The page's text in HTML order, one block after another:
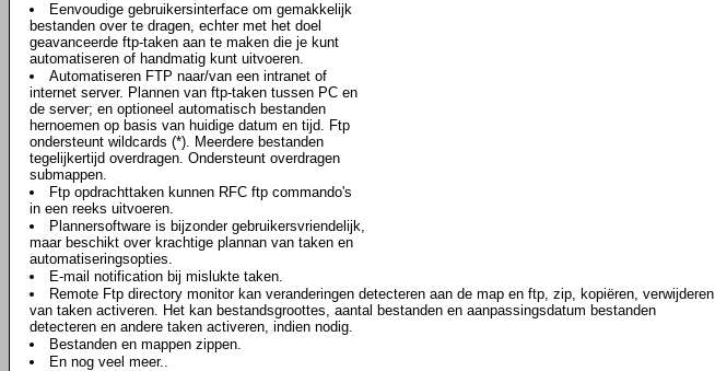
Eenvoudige gebruikersinterface om gemakkelijk
bestanden over te dragen, echter met het doel
geavanceerde ftp-taken aan te maken die je kunt
automatiseren of handmatig kunt uitvoeren.
Automatiseren FTP naar/van een intranet of
internet server. Plannen van ftp-taken tussen PC en
de server; en optioneel automatisch bestanden
hernoemen op basis van huidige datum en tijd. Ftp
ondersteunt wildcards (*). Meerdere bestanden
tegelijkertijd overdragen. Ondersteunt overdragen
submappen.
Ftp opdrachttaken kunnen RFC ftp commando's
in een reeks uitvoeren.
Plannersoftware is bijzonder gebruikersvriendelijk,
maar beschikt over krachtige plannan van taken en
automatiseringsopties.
E-mail notification bij mislukte taken.
Remote Ftp directory monitor kan veranderingen detecteren aan de map en ftp, zip, kopiëren, verwijderen
van taken activeren. Het kan bestandsgroottes, aantal bestanden en aanpassingsdatum bestanden
detecteren en andere taken activeren, indien nodig.
Bestanden en mappen zippen.
En nog veel meer..